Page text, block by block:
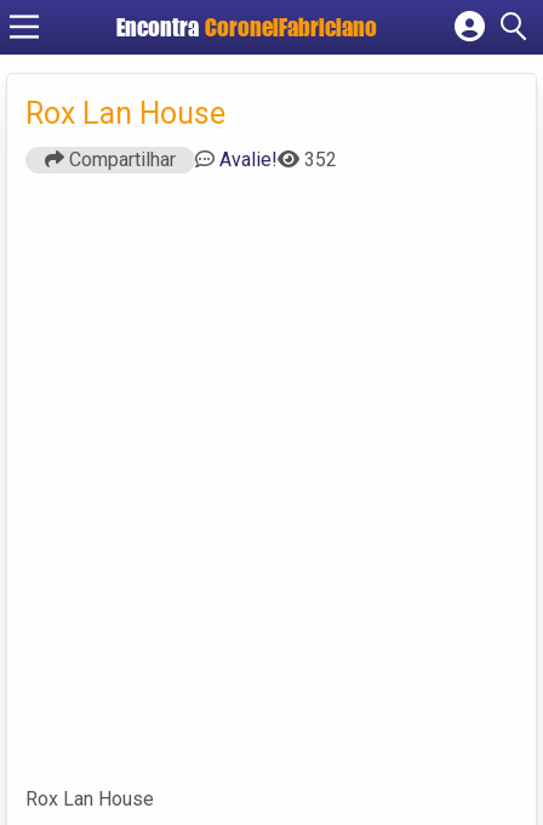
Encontra CoronelFabriciano
Cadastrar empresa
Rox Lan House
Compartilhar Avalie! 352
Rox Lan House